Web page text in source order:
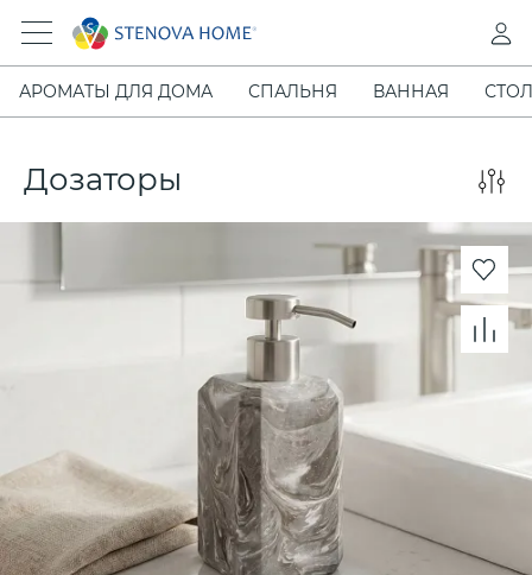
АРОМАТЫ ДЛЯ ДОМА СПАЛЬНЯ ВАННАЯ
Дозаторы